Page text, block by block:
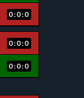
0:0:0
0:0:0
0:0:0